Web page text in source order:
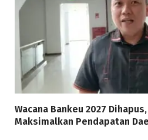
Wacana Bankeu 2027
Maksimalkan Pendapatan